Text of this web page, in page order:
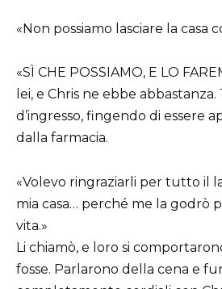
«Non possiamo lasciare la casa
«SÌ CHE POSSIAMO, E LO
lei, e Chris ne ebbe
d’ingresso, fingendo di essere
dalla farmacia.
«Volevo ringraziarli per tutto il
mia casa… perché me la godrò
vita.»
Li chiamò, e loro si
fosse. Parlarono della cena e